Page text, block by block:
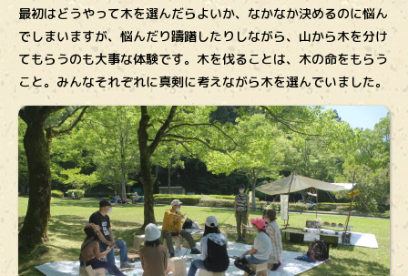
最初はどうやって木を選んだらよいか、なかなか決めるのに悩ん
でしまいますが、悩んだり躊躇したりしながら、山から木を分け
てもらうのも大事な体験です。木を伐ることは、木の命をもらう
こと。みんなそれぞれに真剣に考えながら木を選んでいました。